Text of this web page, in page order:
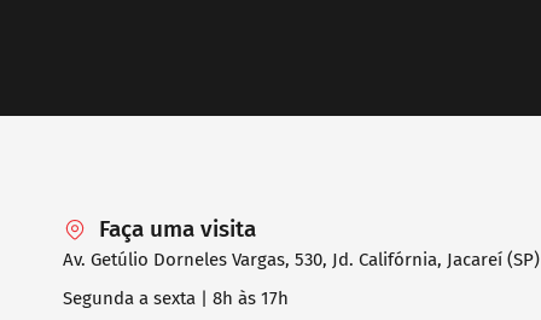
Faça uma visita
Av. Getúlio Dorneles Vargas, 530, Jd. Califórnia, Jacareí (SP)
Segunda a sexta | 8h às 17h